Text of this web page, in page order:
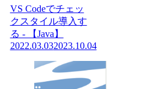
VS Codeでチェッ
クスタイル導入す
る - 【Java】
2022.03.032023.10.04